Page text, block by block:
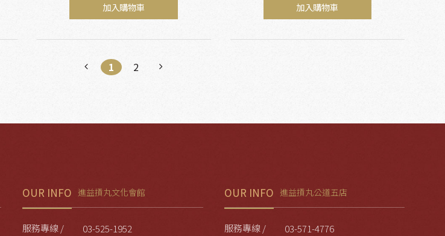
加入購物車 加入購物車
1 2
OUR INFO 進益摃丸文化會館
服務專線 /
03-525-1952
OUR INFO 進益摃丸公道五店
服務專線 /
03-571-4776